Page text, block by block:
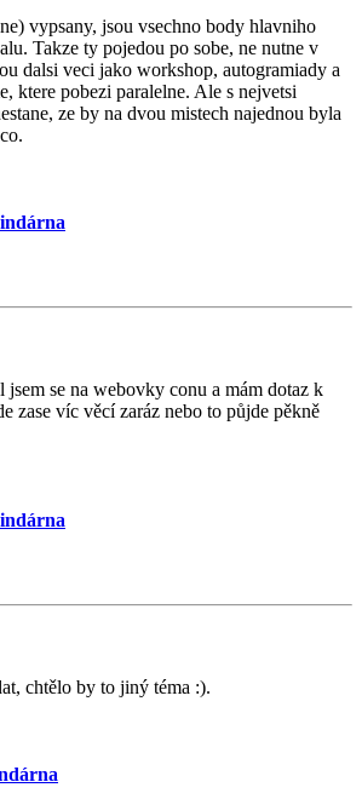
vypsany, jsou vsechno body hlavniho
Takze ty pojedou po sobe, ne nutne v
dalsi veci jako workshop, autogramiady a
ktere pobezi paralelne. Ale s nejvetsi
ze by na dvou mistech najednou byla
se na webovky conu a mám dotaz k
zase víc věcí zaráz nebo to půjde pěkně
chtělo by to jiný téma :).